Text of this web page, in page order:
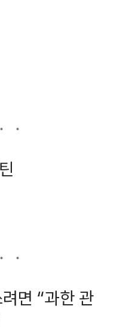
면 “과한 관